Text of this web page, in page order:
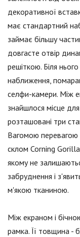
декоративної
має стандартний
займає більшу
довгасте отвір
решіткою. Біля
наближення,
селфи-камери. Між
знайшлося місце
розташовані три
Вагомою
склом Corning
якому не
забруднення і
м'якою тканиною.
Між екраном і
рамка. Її товщина -